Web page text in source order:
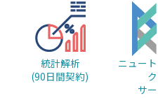
統計解析
(90日間契約)
ニュー
サ